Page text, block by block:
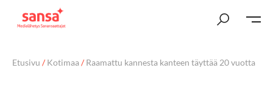
Etusivu /Kotimaa/Raamattu kannesta kanteen täyttää 20 vuotta